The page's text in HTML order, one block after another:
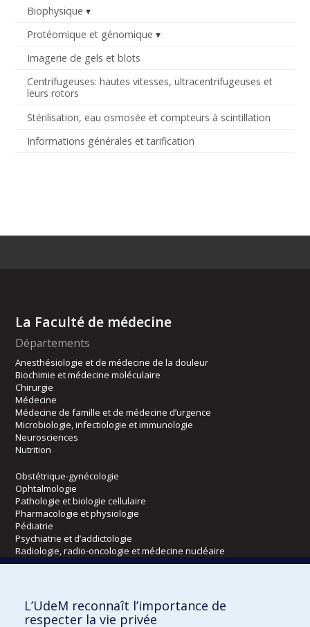
Biophysique
Protéomique et génomique
Imagerie de gels et blots
Centrifugeuses: hautes vitesses, ultracentrifugeuses et
leurs rotors
Stérilisation, eau osmosée et compteurs à scintillation
Informations générales et tarification
La Faculté de médecine
Départements
Anesthésiologie et de médecine de la douleur
Biochimie et médecine moléculaire
Chirurgie
Médecine
Médecine de famille et de médecine d’urgence
Microbiologie, infectiologie et immunologie
Neurosciences
Nutrition
Obstétrique-gynécologie
Ophtalmologie
Pathologie et biologie cellulaire
Pharmacologie et physiologie
Pédiatrie
Psychiatrie et d’addictologie
Radiologie, radio-oncologie et médecine nucléaire
Écoles
Kinésiologie et des sciences de l’activité physique
L’UdeM reconnaît l’importance de
respecter la vie privée